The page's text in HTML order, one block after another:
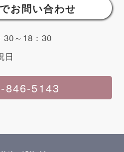
お問い合わせ
30～18：30
日
846-5143